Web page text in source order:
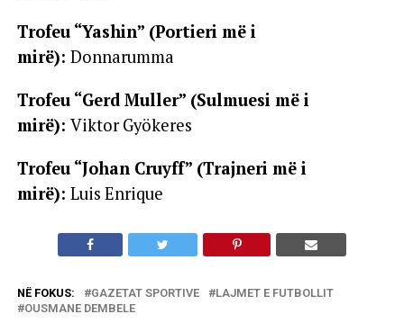
Trofeu “Yashin” (Portieri më i
mirë): Donnarumma
Trofeu “Gerd Muller” (Sulmuesi më i
mirë): Viktor Gyökeres
Trofeu “Johan Cruyff” (Trajneri më i
mirë): Luis Enrique
NË FOKUS: GAZETAT SPORTIVE
LAJMET E FUTBOLLIT
OUSMANE DEMBELE